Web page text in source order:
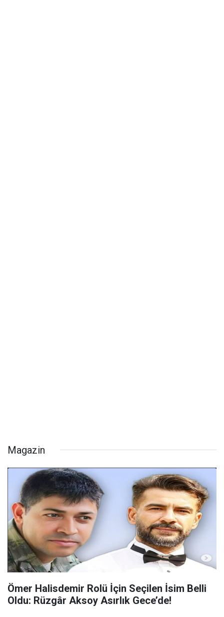
Magazin
Ömer Halisdemir Rolü İçin Seçilen İsim Belli
Oldu: Rüzgâr Aksoy Asırlık Gece’de!